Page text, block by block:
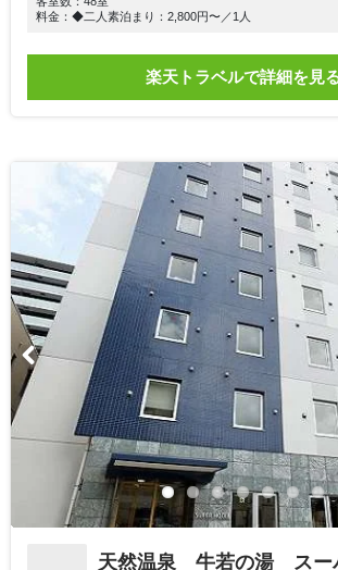
料金：◆二人素泊まり：2,800円〜／1人
楽天トラベルで詳細を見
天然温泉 牛若の湯 スー